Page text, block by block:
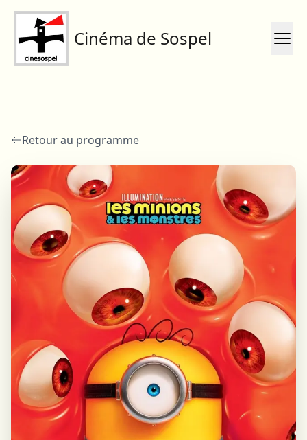
Cinéma de Sospel
Retour au programme